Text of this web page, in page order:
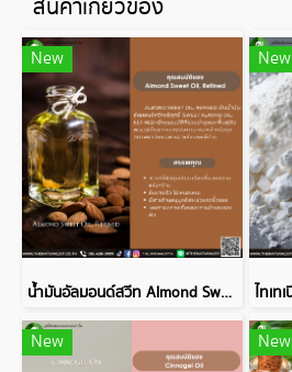
สินค้าเกี่ยวข้อง
New
น้ำมันอัลมอนด์สวีท Almond Sweet Oil, Refined
New
New New